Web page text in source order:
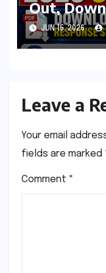
Out,
Sheet
JUN 15, 2026
Leave a
Your email
fields are marked
Comment *